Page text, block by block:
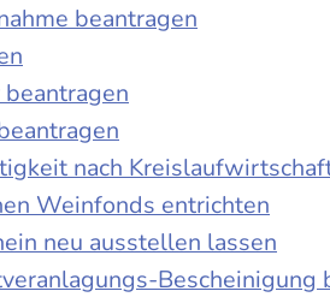
beantragen
nach
Weinfonds entrichten
neu ausstellen lassen
Bescheinigung